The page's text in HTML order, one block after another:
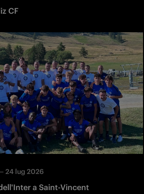
CF
24 lug 2026
a Saint-Vincent